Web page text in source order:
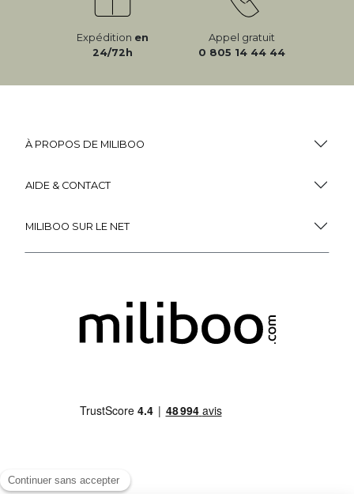
Expédition en
24/72h
Appel gratuit
0 805 14 44 44
À PROPOS DE MILIBOO
AIDE & CONTACT
MILIBOO SUR LE NET